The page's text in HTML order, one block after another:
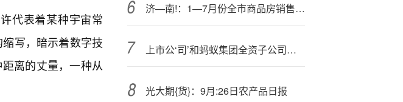
代表着某种宇宙常
缩写，暗示着数字技
离的丈量，一种从
济—南!：1—7月份全市商品房销售面积529.0万平方米
上市公‘司’和蚂蚁集团全资子公司之间有回购条款，厦门证监局认定“未及时完整披露”，事发原因是5年后收到的回购通知
光大期{货}：9月:26日农产品日报